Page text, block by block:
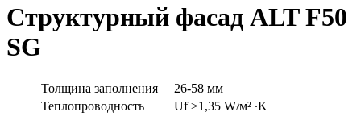
Структурный фасад ALT F50
SG
Толщина заполнения
26-58 мм
Теплопроводность
Uf ≥1,35 W/м² ∙K